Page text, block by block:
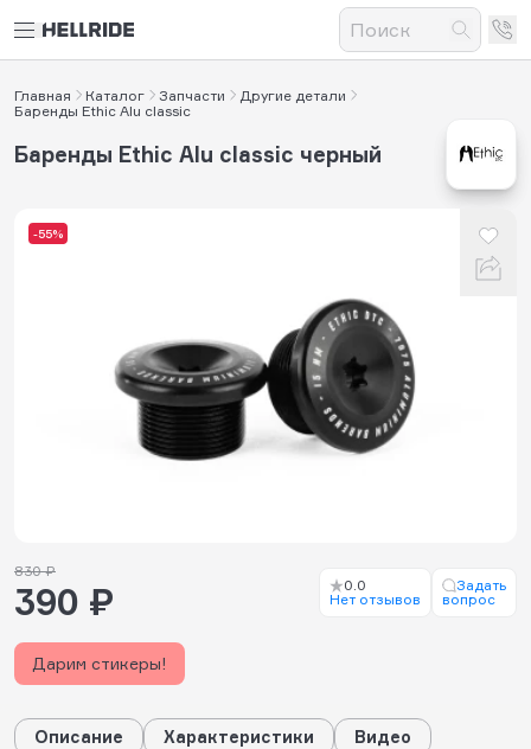
Главная Каталог Запчасти
Другие детали
Баренды Ethic Alu classic
-55%
Баренды Ethic Alu classic черный
830 ₽
390 ₽
0.0
Нет отзывов
Задать
вопрос
Дарим стикеры!
Описание Характеристики
Видео